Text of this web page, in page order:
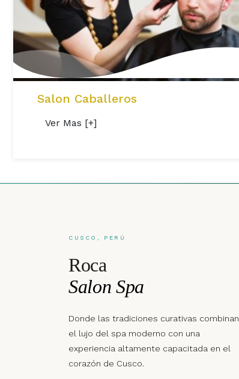
Salon Caballeros
Ver Mas [+]
CUSCO, PERÚ
Roca
Salon Spa
Donde las tradiciones curativas combinan
el lujo del spa moderno con una
experiencia altamente capacitada en el
corazón de Cusco.